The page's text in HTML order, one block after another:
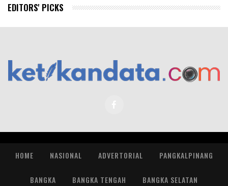
EDITORS' PICKS
HOME NASIONAL ADVERTORIAL PANGKALPINANG
BANGKA BANGKA TENGAH BANGKA SELATAN